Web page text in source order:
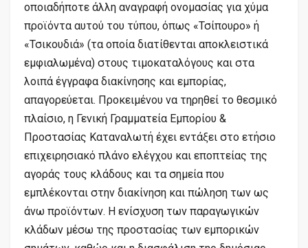
οποιαδήποτε άλλη αναγραφή ονομασίας για χύμα
προϊόντα αυτού του τύπου, όπως «Τσίπουρο» ή
«Τσικουδιά» (τα οποία διατίθενται αποκλειστικά
εμφιαλωμένα) στους τιμοκαταλόγους και στα
λοιπά έγγραφα διακίνησης και εμπορίας,
απαγορεύεται. Προκειμένου να τηρηθεί το θεσμικό
πλαίσιο, η Γενική Γραμματεία Εμπορίου &
Προστασίας Καταναλωτή έχει εντάξει στο ετήσιο
επιχειρησιακό πλάνο ελέγχου και εποπτείας της
αγοράς τους κλάδους και τα σημεία που
εμπλέκονται στην διακίνηση και πώληση των ως
άνω προϊόντων. Η ενίσχυση των παραγωγικών
κλάδων μέσω της προστασίας των εμπορικών